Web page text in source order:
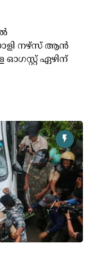
നഴ്സ് ആൻ
ഓഗസ്റ്റ് ഏഴിന്